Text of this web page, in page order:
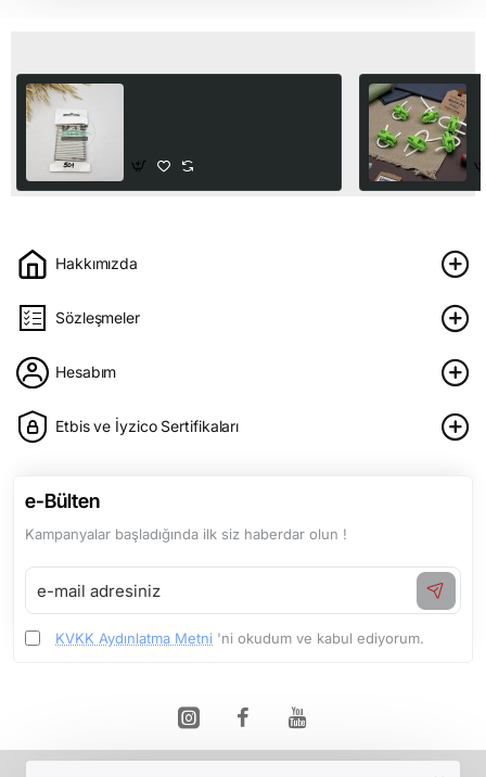
Hakkımızda
Sözleşmeler
Hesabım
Etbis ve İyzico Sertifikaları
e-Bülten
Kampanyalar başladığında ilk siz haberdar olun !
e-
mail
adresiniz
KVKK Aydınlatma Metni 'ni okudum ve kabul ediyorum.